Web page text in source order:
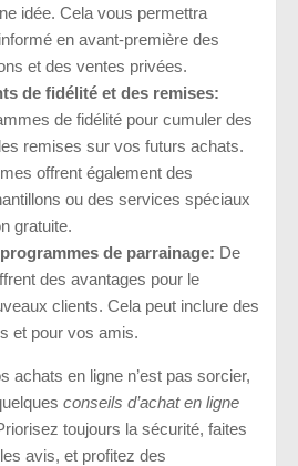
idée. Cela vous permettra
en avant-première des
et des ventes privées.
de fidélité et des remises:
de fidélité pour cumuler des
remises sur vos futurs achats.
offrent également des
ou des services spéciaux
gratuite.
de parrainage: De
des avantages pour le
clients. Cela peut inclure des
et pour vos amis.
achats en ligne n’est pas sorcier,
conseils d’achat en ligne
toujours la sécurité, faites
avis, et profitez des